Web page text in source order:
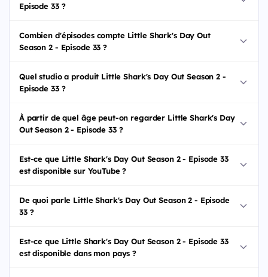
Episode 33 ?
Combien d'épisodes compte Little Shark's Day Out
Season 2 - Episode 33 ?
Quel studio a produit Little Shark's Day Out Season 2 -
Episode 33 ?
À partir de quel âge peut-on regarder Little Shark's Day
Out Season 2 - Episode 33 ?
Est-ce que Little Shark's Day Out Season 2 - Episode 33
est disponible sur YouTube ?
De quoi parle Little Shark's Day Out Season 2 - Episode
33 ?
Est-ce que Little Shark's Day Out Season 2 - Episode 33
est disponible dans mon pays ?